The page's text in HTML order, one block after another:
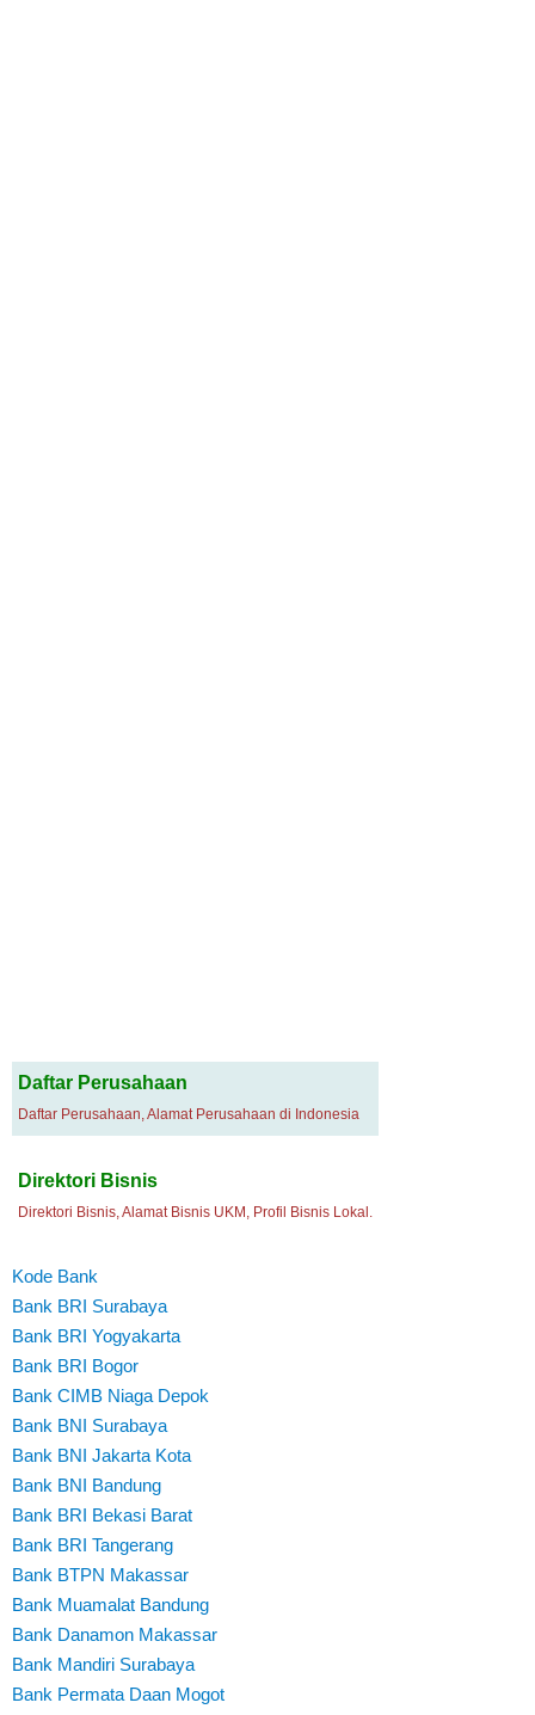
Daftar Perusahaan
Daftar Perusahaan, Alamat Perusahaan di Indonesia
Direktori Bisnis
Direktori Bisnis, Alamat Bisnis UKM, Profil Bisnis Lokal.
Kode Bank
Bank BRI Surabaya
Bank BRI Yogyakarta
Bank BRI Bogor
Bank CIMB Niaga Depok
Bank BNI Surabaya
Bank BNI Jakarta Kota
Bank BNI Bandung
Bank BRI Bekasi Barat
Bank BRI Tangerang
Bank BTPN Makassar
Bank Muamalat Bandung
Bank Danamon Makassar
Bank Mandiri Surabaya
Bank Permata Daan Mogot